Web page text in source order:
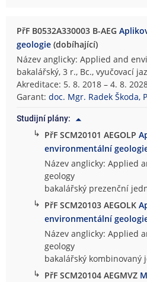
PřF B0532A330003 B-AEG
geologie (dobíhající)
Název anglicky: Applied and
bakalářský, 3 r., Bc., vyučovací
Akreditace: 5. 8. 2018 – 4. 8.
Garant:doc. Mgr. Radek Škoda,
Studijní plány:
↳ PřF SCM20101 AEGOLP
environmentální
Název anglicky: Applied
geology
bakalářský prezenční
↳ PřF SCM20103 AEGOLK
environmentální
Název anglicky: Applied
geology
bakalářský kombinovaný
↳ PřF SCM20104 AEGMVZ